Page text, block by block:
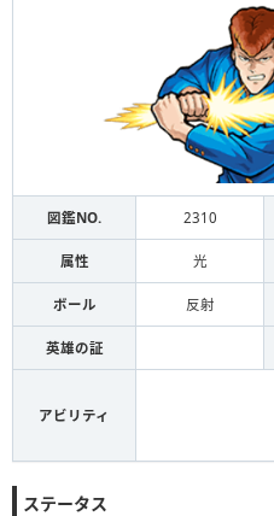
図鑑NO. 2310
属性 光
ボール 反射
英雄の証
アビリティ
ステータス